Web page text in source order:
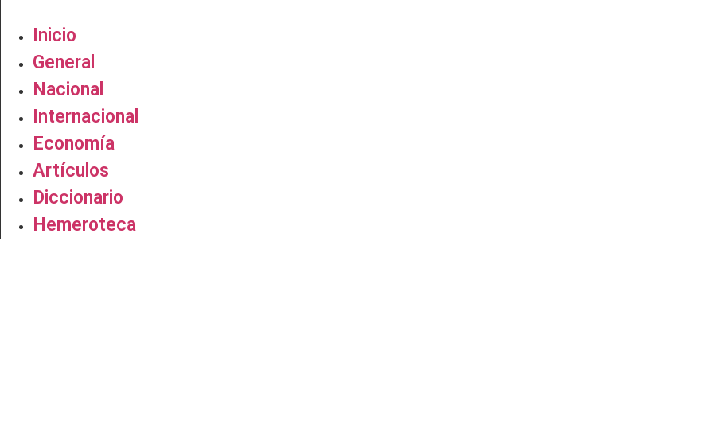
Inicio
General
Nacional
Internacional
Economía
Artículos
Diccionario
Hemeroteca